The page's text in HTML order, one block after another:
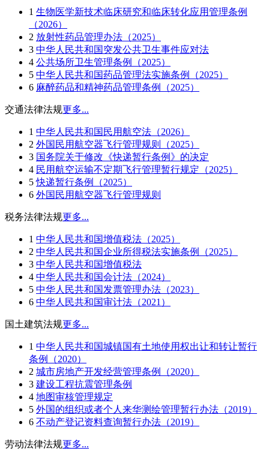
1 生物医学新技术临床研究和临床转化应用管理条例
（2026）
2 放射性药品管理办法（2025）
3 中华人民共和国突发公共卫生事件应对法
4 公共场所卫生管理条例（2025）
5 中华人民共和国药品管理法实施条例（2025）
6 麻醉药品和精神药品管理条例（2025）
交通法律法规更多...
1 中华人民共和国民用航空法（2026）
2 外国民用航空器飞行管理规则（2025）
3 国务院关于修改《快递暂行条例》的决定
4 民用航空运输不定期飞行管理暂行规定（2025）
5 快递暂行条例（2025）
6 外国民用航空器飞行管理规则
税务法律法规更多...
1 中华人民共和国增值税法（2025）
2 中华人民共和国企业所得税法实施条例（2025）
3 中华人民共和国增值税法
4 中华人民共和国会计法（2024）
5 中华人民共和国发票管理办法（2023）
6 中华人民共和国审计法（2021）
国土建筑法规更多...
1 中华人民共和国城镇国有土地使用权出让和转让暂行
条例（2020）
2 城市房地产开发经营管理条例（2020）
3 建设工程抗震管理条例
4 地图审核管理规定
5 外国的组织或者个人来华测绘管理暂行办法（2019）
6 不动产登记资料查询暂行办法（2019）
劳动法律法规更多...